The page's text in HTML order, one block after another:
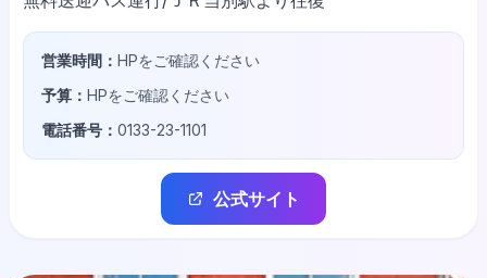
営業時間： HPをご確認ください
予算： HPをご確認ください
電話番号： 0133-23-1101
公式サイト